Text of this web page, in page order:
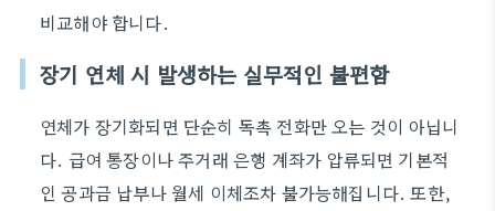
비교해야 합니다.
장기 연체 시 발생하는 실무적인 불편함
연체가 장기화되면 단순히 독촉 전화만 오는 것이 아닙니
다. 급여 통장이나 주거래 은행 계좌가 압류되면 기본적
인 공과금 납부나 월세 이체조차 불가능해집니다. 또한,